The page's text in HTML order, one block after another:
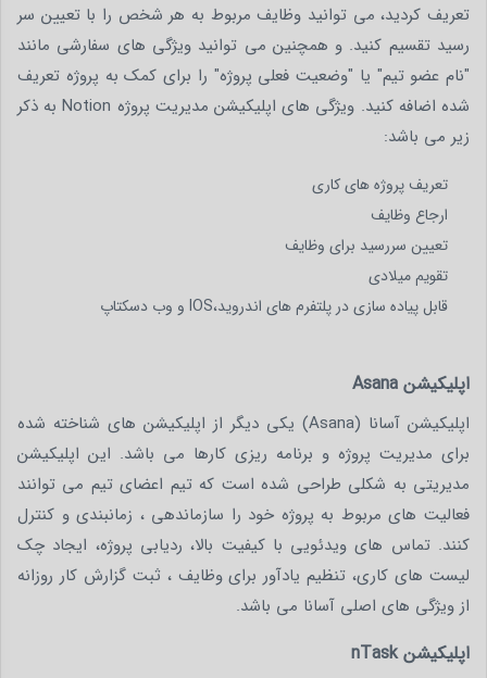
تعریف کردید، می توانید وظایف مربوط به هر شخص را با تعیین سر
رسید تقسیم کنید. و همچنین می توانید ویژگی های سفارشی مانند
"نام عضو تیم" یا "وضعیت فعلی پروژه" را برای کمک به پروژه تعریف
شده اضافه کنید. ویژگی های اپلیکیشن مدیریت پروژه Notion به ذکر
زیر می باشد:
تعریف پروژه های کاری
ارجاع وظایف
تعیین سررسید برای وظایف
تقویم میلادی
قابل پیاده سازی در پلتفرم های اندروید،IOS و وب دسکتاپ
اپلیکیشن Asana
اپلیکیشن آسانا (Asana) یکی دیگر از اپلیکیشن های شناخته شده
برای مدیریت پروژه و برنامه ریزی کارها می باشد. این اپلیکیشن
مدیریتی به شکلی طراحی شده است که تیم اعضای تیم می توانند
فعالیت های مربوط به پروژه خود را سازماندهی ، زمانبندی و کنترل
کنند. تماس های ویدئویی با کیفیت بالا، ردیابی پروژه، ایجاد چک
لیست های کاری، تنظیم یادآور برای وظایف ، ثبت گزارش کار روزانه
از ویژگی های اصلی آسانا می باشد.
اپلیکیشن nTask